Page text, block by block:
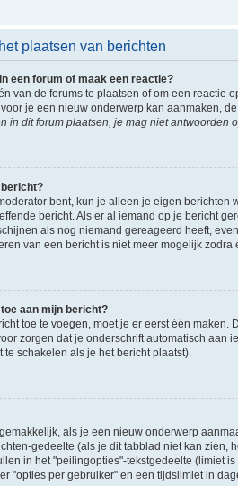
plaatsen van berichten
een forum of maak een reactie?
van de forums te plaatsen of om een
je een nieuw onderwerp kan aanmaken,
in dit forum plaatsen, je mag niet antwoorden
bent, kun je alleen je eigen
bericht. Als er al iemand op je bericht
als nog niemand gereageerd heeft,
van een bericht is niet meer mogelijk zodra
aan mijn bericht?
toe te voegen, moet je er eerst één
zorgen dat je onderschrift automatisch
schakelen als je het bericht plaatst).
als je een nieuw onderwerp
gedeelte (als je dit tabblad niet kan
in het "peilingopties"-tekstgedeelte (limiet
"opties per gebruiker" en een tijdslimiet in